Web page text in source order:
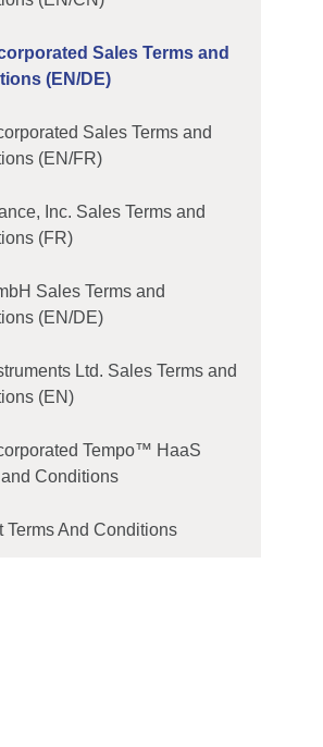
Sales Terms and
(EN/DE)
Sales Terms and
(EN/FR)
Inc. Sales Terms and
(FR)
Sales Terms and
(EN/DE)
Ltd. Sales Terms and
(EN)
Tempo™ HaaS
Conditions
Terms And Conditions